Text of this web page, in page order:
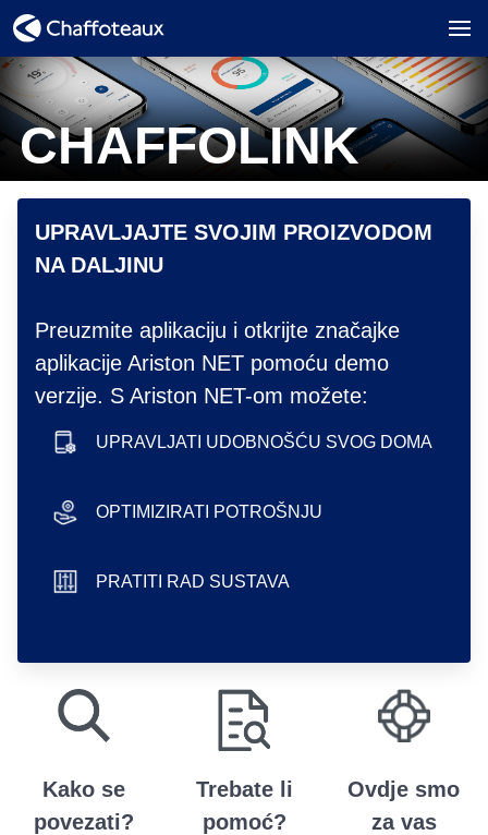
CHAFFOLINK
UPRAVLJAJTE SVOJIM PROIZVODOM
NA DALJINU
Preuzmite aplikaciju i otkrijte značajke
aplikacije Ariston NET pomoću demo
verzije. S Ariston NET-om možete:
UPRAVLJATI UDOBNOŠĆU SVOG DOMA
OPTIMIZIRATI POTROŠNJU
PRATITI RAD SUSTAVA
Kako se
povezati?
Trebate li
pomoć?
Ovdje smo
za vas